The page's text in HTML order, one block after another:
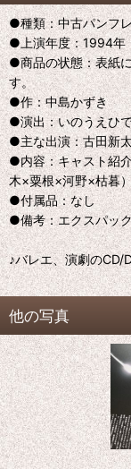
●種類：中古パンフ
●上演年度：1994年
●商品の状態：表紙
す。
●作：中島かずき
●演出：いのうえひ
●主な出演：古田新
●内容：キャスト紹
木×粟根×河野×枯暮
●付属品：なし
●備考：エクスパッ
♪バレエ、演劇のCD/
他の写真